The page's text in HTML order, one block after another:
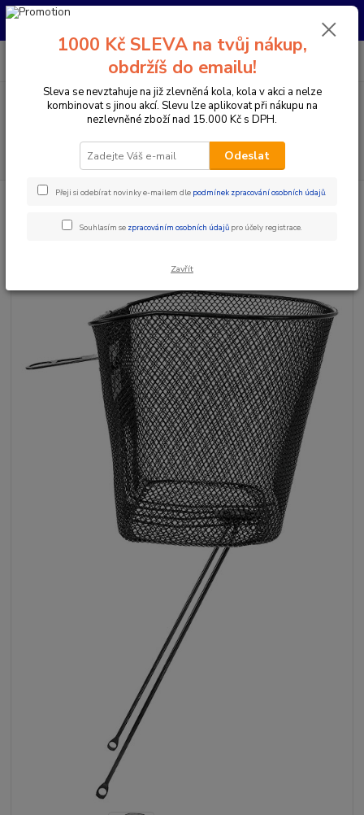
Pro nachystání kola / doplňků na prodejně si prosím zavolejte dopředu.
Menu
CZK
PO-PÁ 10:00-17:00 | SO: 9:00-12:00
Komponenty na kolo Koše na nosič / řidítka
Koš přední oválný
1000 Kč SLEVA na tvůj nákup,
obdržíš do emailu!
Sleva se nevztahuje na již zlevněná kola, kola v akci a nelze
kombinovat s jinou akcí. Slevu lze aplikovat při nákupu na
nezlevněné zboží nad 15.000 Kč s DPH.
Odeslat
Přeji si odebírat novinky e-mailem dle podmínek zpracování osobních údajů.
Souhlasím se zpracováním osobních údajů pro účely registrace.
Zavřít